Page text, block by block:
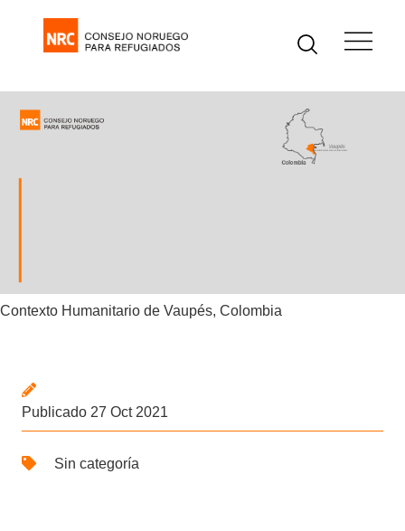
Contexto Humanitario de Vaupés, Colombia
Publicado 27 Oct 2021
Sin categoría